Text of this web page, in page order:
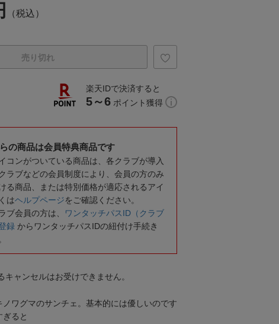
（税込）
売り切れ
楽天IDで決済すると
5～6 ポイント獲得
の商品は会員特典商品です
コンがついている商品は、各クラブが導入
ラブなどの会員制度により、会員の方のみ
る商品、または特別価格が適応されるアイ
はヘルプページをご確認ください。
ブ会員の方は、
ワンタッチパスID（クラブ
録 からワンタッチパスIDの紐付け手続き
ャンセルはお受けできません。
ノワグマのサンチェ。基本的には優しいのです
ると